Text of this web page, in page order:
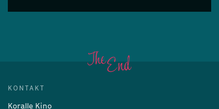
KONTAKT
Koralle Kino